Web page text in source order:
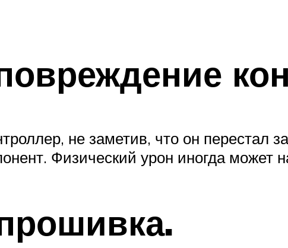
не заметив, что он перестал
Физический урон иногда может